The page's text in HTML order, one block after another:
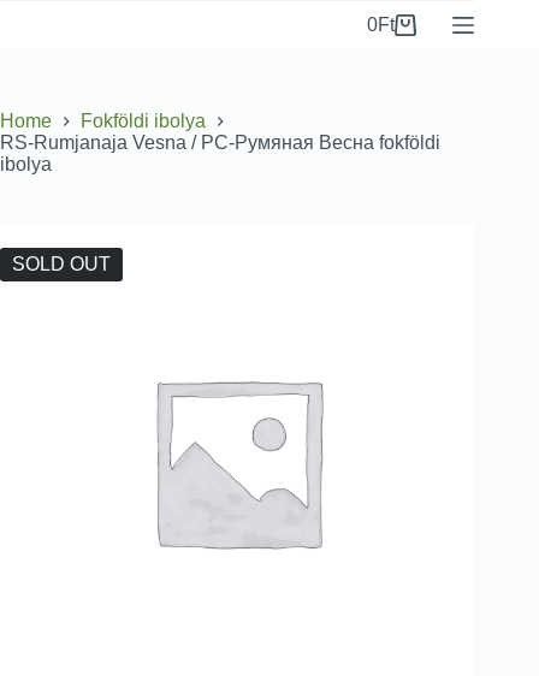
0Ft
Home
Fokföldi ibolya
RS-Rumjanaja Vesna / РС-Румяная Весна fokföldi
ibolya
SOLD OUT